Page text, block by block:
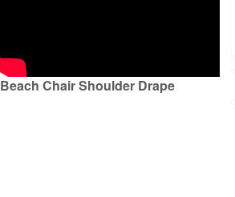
Beach Chair Shoulder Drape